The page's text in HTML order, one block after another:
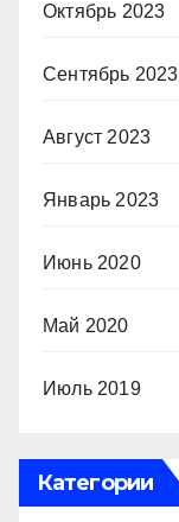
Октябрь 2023
Сентябрь 2023
Август 2023
Январь 2023
Июнь 2020
Май 2020
Июль 2019
Категории